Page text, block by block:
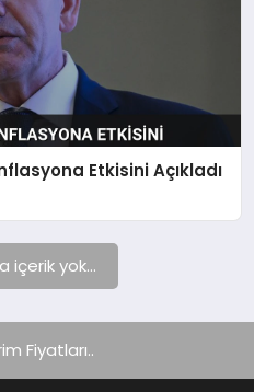
Etkisini Açıkladı
içerik yok...
Fiyatları..